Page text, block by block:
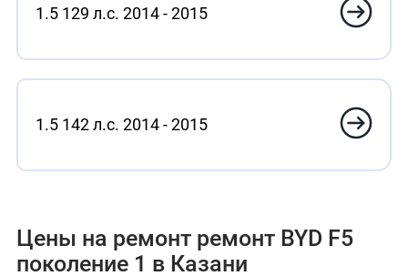
1.5 129 л.с. 2014 - 2015
1.5 142 л.с. 2014 - 2015
Цены на ремонт ремонт BYD F5
поколение 1 в Казани